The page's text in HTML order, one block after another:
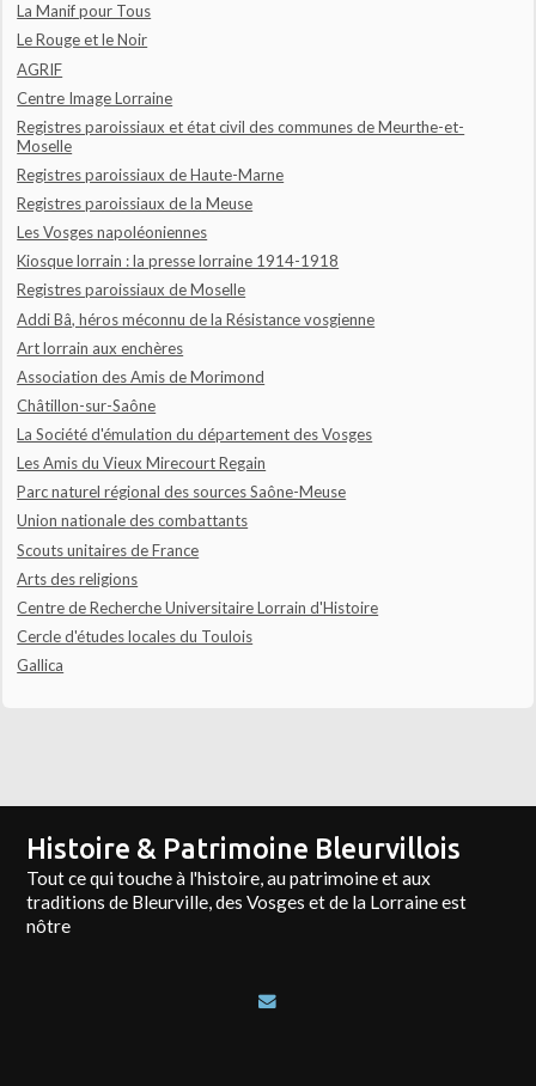
La Manif pour Tous
Le Rouge et le Noir
AGRIF
Centre Image Lorraine
Registres paroissiaux et état civil des communes de Meurthe-et-
Moselle
Registres paroissiaux de Haute-Marne
Registres paroissiaux de la Meuse
Les Vosges napoléoniennes
Kiosque lorrain : la presse lorraine 1914-1918
Registres paroissiaux de Moselle
Addi Bâ, héros méconnu de la Résistance vosgienne
Art lorrain aux enchères
Association des Amis de Morimond
Châtillon-sur-Saône
La Société d'émulation du département des Vosges
Les Amis du Vieux Mirecourt Regain
Parc naturel régional des sources Saône-Meuse
Union nationale des combattants
Scouts unitaires de France
Arts des religions
Centre de Recherche Universitaire Lorrain d'Histoire
Cercle d'études locales du Toulois
Gallica
Histoire & Patrimoine Bleurvillois
Tout ce qui touche à l'histoire, au patrimoine et aux
traditions de Bleurville, des Vosges et de la Lorraine est
nôtre